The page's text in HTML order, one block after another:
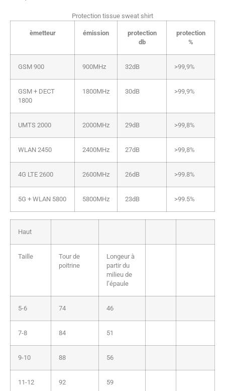
Protection tissue sweat shirt
èmetteur émission
protection
db
protection
%
GSM 900 900MHz 32dB >99,9%
GSM + DECT
1800
1800MHz 30dB >99,9%
UMTS 2000 2000MHz 29dB >99,8%
WLAN 2450 2400MHz 27dB >99,8%
4G LTE 2600 2600MHz 26dB >99.8%
5G + WLAN 5800 5800MHz 23dB >99.5%
Haut
Taille
Tour de
poitrine
Longeur à
partir du
milieu de
l’épaule
5-6 74 46
7-8 84 51
9-10 88 56
11-12 92 59